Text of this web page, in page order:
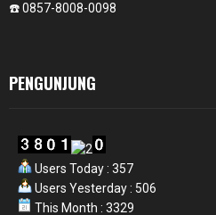
☎️ 0857-8008-0098
PENGUNJUNG
Users Today : 357
Users Yesterday : 506
This Month : 3329